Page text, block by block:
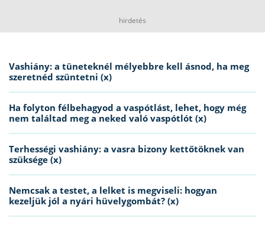
hirdetés
Vashiány: a tüneteknél mélyebbre kell ásnod, ha meg
szeretnéd szüntetni (x)
Ha folyton félbehagyod a vaspótlást, lehet, hogy még
nem találtad meg a neked való vaspótlót (x)
Terhességi vashiány: a vasra bizony kettőtöknek van
szüksége (x)
Nemcsak a testet, a lelket is megviseli: hogyan
kezeljük jól a nyári hüvelygombát? (x)